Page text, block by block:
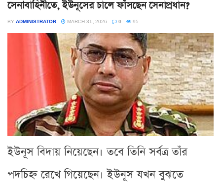
সেনাবাহিনীতে, ইউনূসের চালে ফাঁসছেন সেনাপ্রধান?
BY ADMINISTRATOR MARCH 31, 2026 0 95
ইউনূস বিদায় নিয়েছেন। তবে তিনি সর্বত্র তাঁর
পদচিহ্ন রেখে গিয়েছেন। ইউনূস যখন বুঝতে